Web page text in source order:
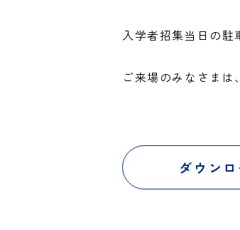
入学者招集当日の駐
ご来場のみなさまは
ダウン